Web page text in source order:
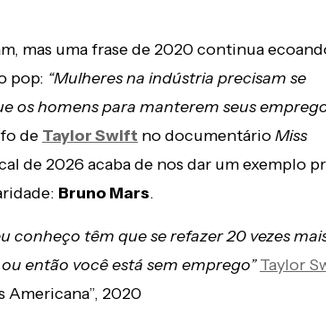
mas uma frase de 2020 continua
pop: “Mulheres na indústria precisam se
os homens para manterem seus
de Taylor Swift no documentárioMiss
de 2026 acaba de nos dar um exemplo
Bruno Mars.
conheço têm que se refazer 20 vezes
então você está sem emprego” Taylor
Americana”, 2020